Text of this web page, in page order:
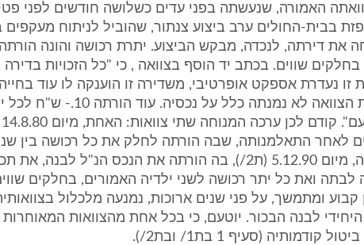
האמורה, שנעשתה בפני עדים כשלושה חודשים לפני
בבית-החולים ערב ביצוע צנתור, שהוביל לניתוח
את דירתה, לנכדה, מבקש הביצוע. יתרת רכושה והונה
בחלקים שווים. בכתב יד הוסף בצוואה , כי "כל הזכויות בדירה
כתיבת הצוואה לא נמנתה כלל על
לאחר התאלמנותה, שבה הורתה לחלק את כל רכושה בין
השנייה, מיום 5.12.90 (ת2/), בה הורתה את הנכס הנ"ל
לבתה ואת כל יתר רכושה לשני ילדיה האמורים, בחלקים
קבוע ומתמשך, על פני שנים ארוכות, נמנעה מלכלול
לבנה הבכור. יוטעם, כי בכל אחת מהצוואות
קודמותיה (סעיף 1 בת1/ ובת2/).